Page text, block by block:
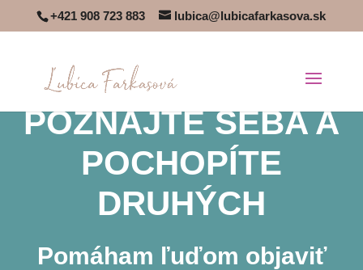
+421 908 723 883 lubica@lubicafarkasova.sk
POZNAJTE SEBA A
POCHOPÍTE
DRUHÝCH
Pomáham ľuďom objaviť